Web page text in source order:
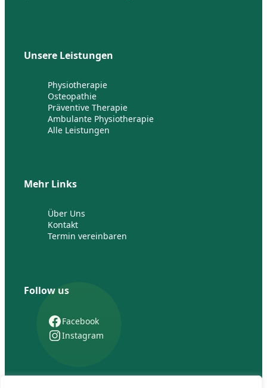
Unsere Leistungen
Physiotherapie
Osteopathie
Präventive Therapie
Ambulante Physiotherapie
Alle Leistungen
Mehr Links
Über Uns
Kontakt
Termin vereinbaren
Follow us
Facebook
Instagram